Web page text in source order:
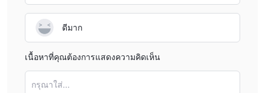
ดีมาก
เนื้อหาที่คุณต้องการแสดงความคิดเห็น
กรุณาใส่...